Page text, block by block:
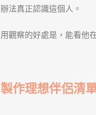
辦法真正認識這個人。
用觀察的好處是，能看他
製作理想伴侶清